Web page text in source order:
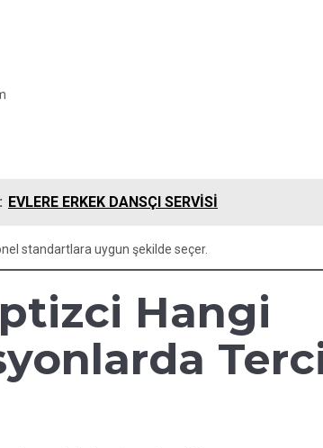
EVLERE ERKEK DANSÇI SERVİSİ
standartlara uygun şekilde seçer.
Hangi